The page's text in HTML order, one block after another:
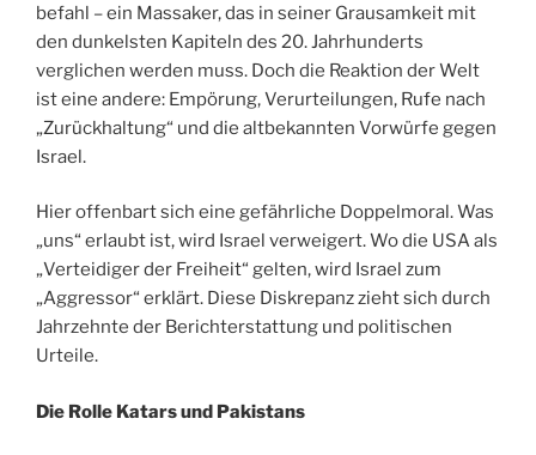
befahl – ein Massaker, das in seiner Grausamkeit mit
den dunkelsten Kapiteln des 20. Jahrhunderts
verglichen werden muss. Doch die Reaktion der Welt
ist eine andere: Empörung, Verurteilungen, Rufe nach
„Zurückhaltung“ und die altbekannten Vorwürfe gegen
Israel.
Hier offenbart sich eine gefährliche Doppelmoral. Was
„uns“ erlaubt ist, wird Israel verweigert. Wo die USA als
„Verteidiger der Freiheit“ gelten, wird Israel zum
„Aggressor“ erklärt. Diese Diskrepanz zieht sich durch
Jahrzehnte der Berichterstattung und politischen
Urteile.
Die Rolle Katars und Pakistans